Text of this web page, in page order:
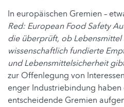
In europäischen Gremien –
Red: European Food Safety
die überprüft, ob Lebensmittel
wissenschaftlich fundierte
und Lebensmittelsicherheit
zur Offenlegung von
enger Industriebindung haben
entscheidende Gremien